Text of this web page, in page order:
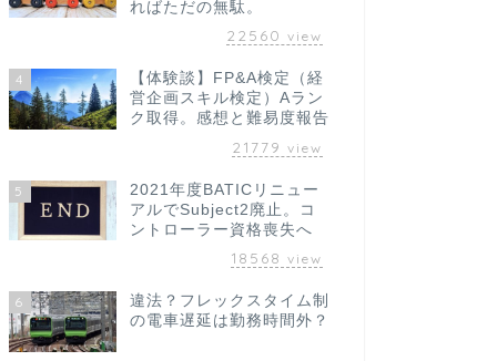
ればただの無駄。
22560 view
4
【体験談】FP&A検定（経
営企画スキル検定）Aラン
ク取得。感想と難易度報告
21779 view
5
2021年度BATICリニュー
アルでSubject2廃止。コ
ントローラー資格喪失へ
18568 view
6
違法？フレックスタイム制
の電車遅延は勤務時間外？